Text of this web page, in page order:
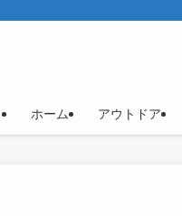
ホーム アウトドア